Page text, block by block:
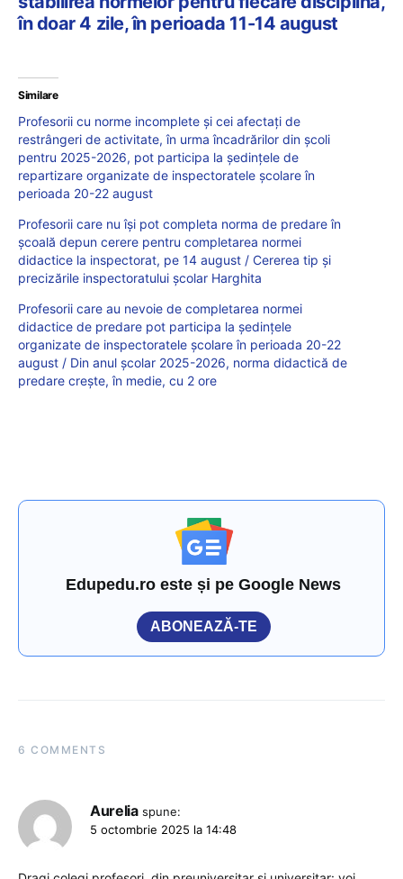
în doar 4 zile, în perioada 11-14 august
Similare
Profesorii cu norme incomplete și cei afectați de
restrângeri de activitate, în urma încadrărilor din școli
pentru 2025-2026, pot participa la ședințele de
repartizare organizate de inspectoratele școlare în
perioada 20-22 august
Profesorii care nu își pot completa norma de predare în
școală depun cerere pentru completarea normei
didactice la inspectorat, pe 14 august / Cererea tip și
precizările inspectoratului școlar Harghita
Profesorii care au nevoie de completarea normei
didactice de predare pot participa la ședințele
organizate de inspectoratele școlare în perioada 20-22
august / Din anul școlar 2025-2026, norma didactică de
predare crește, în medie, cu 2 ore
Edupedu.ro este și pe Google News
ABONEAZĂ-TE
6 COMMENTS
Aurelia spune:
5 octombrie 2025 la 14:48